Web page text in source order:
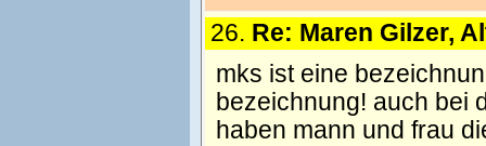
26. Re: Maren Gilzer,
mks ist eine
bezeichnung! auch bei
haben mann und frau